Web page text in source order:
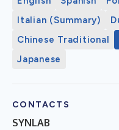
Italian (Summary)
Chinese Traditional
Japanese
CONTACTS
SYNLAB